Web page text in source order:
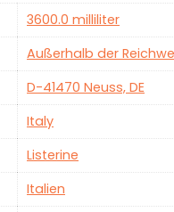
‎3600.0 milliliter
‎Außerhalb der
‎D-41470 Neuss, DE
‎Italy
‎Listerine
‎Italien